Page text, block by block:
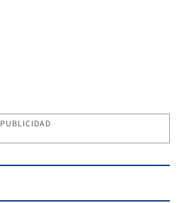
PUBLICIDAD